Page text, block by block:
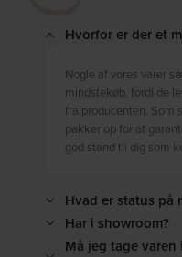
Hvorfor er der et
Nogle af vores varer
mindstekøb, fordi de
fra producenten. Som
pakker op for at
god stand til dig som
Hvad er status på
Har i showroom?
Må jeg tage